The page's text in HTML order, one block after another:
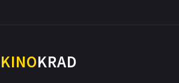
KINOKRAD